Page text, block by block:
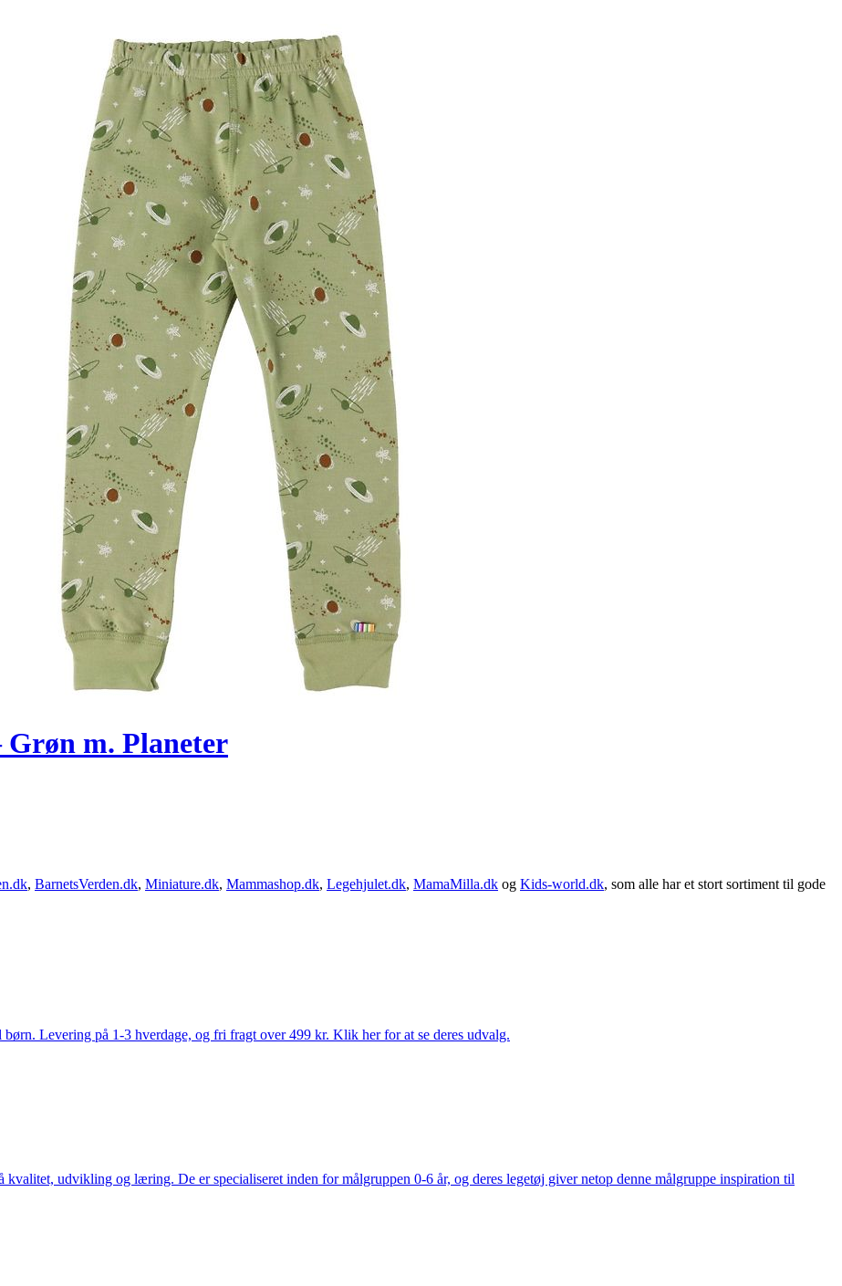
Grøn m. Planeter
, BarnetsVerden.dk, Miniature.dk, Mammashop.dk, Legehjulet.dk, MamaMilla.dk og Kids-world.dk, som alle har et stort sortiment til gode
Levering på 1-3 hverdage, og fri fragt over 499 kr. Klik her for at se deres udvalg.
udvikling og læring. De er specialiseret inden for målgruppen 0-6 år, og deres legetøj giver netop denne målgruppe inspiration til